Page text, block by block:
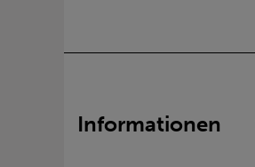
Informationen